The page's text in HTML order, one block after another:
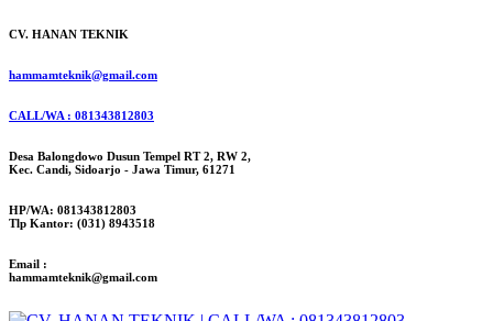
CV. HANAN TEKNIK
hammamteknik@gmail.com
CALL/WA : 081343812803
Desa Balongdowo Dusun Tempel RT 2, RW 2,
Kec. Candi, Sidoarjo - Jawa Timur, 61271
HP/WA: 081343812803
Tlp Kantor: (031) 8943518
Email :
hammamteknik@gmail.com